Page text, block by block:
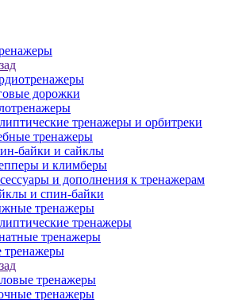
дорожки
тренажеры и орбитреки
тренажеры
байки и сайклы
и климберы
и дополнения к тренажерам
и спин-байки
тренажеры
тренажеры
тренажеры
тренажеры
тренажеры
тренажеры